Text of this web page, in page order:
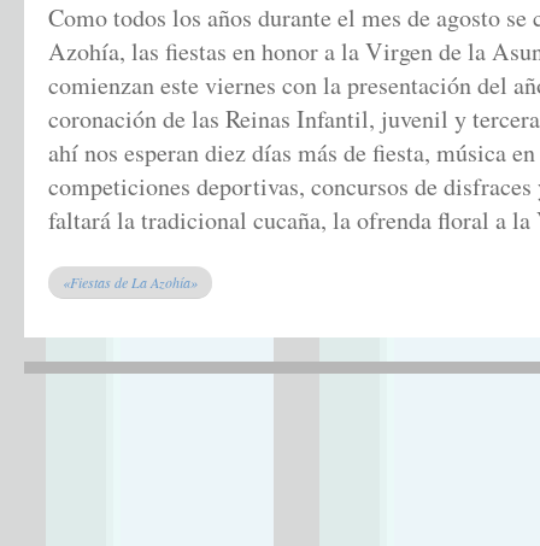
Como todos los años durante el mes de agosto se
Azohía, las fiestas en honor a la Virgen de la
comienzan este viernes con la presentación del
coronación de las Reinas Infantil, juvenil y
ahí nos esperan diez días más de fiesta, música
competiciones deportivas, concursos de
faltará la tradicional cucaña, la ofrenda floral a
«Fiestas de La Azohía»